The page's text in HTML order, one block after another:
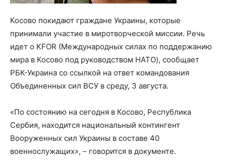
Косово покидают граждане Украины, которые
принимали участие в миротворческой миссии. Речь
идет о KFOR (Международных силах по поддержанию
мира в Косово под руководством НАТО), сообщает
РБК-Украина со ссылкой на ответ командования
Объединенных сил ВСУ в среду, 3 августа.
«По состоянию на сегодня в Косово, Республика
Сербия, находится национальный контингент
Вооруженных сил Украины в составе 40
военнослужащих», – говорится в документе.